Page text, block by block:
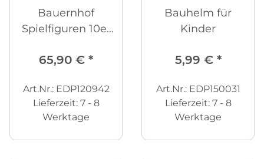
Bauernhof
Spielfiguren 10er
65,90 € *
Art.Nr.: EDP120942
Lieferzeit: 7 - 8
Werktage
Bauhelm für
Kinder
5,99 € *
Art.Nr.: EDP150031
Lieferzeit: 7 - 8
Werktage